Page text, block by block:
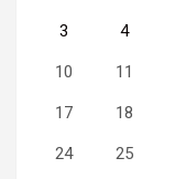
3 4
10 11
17 18
24 25